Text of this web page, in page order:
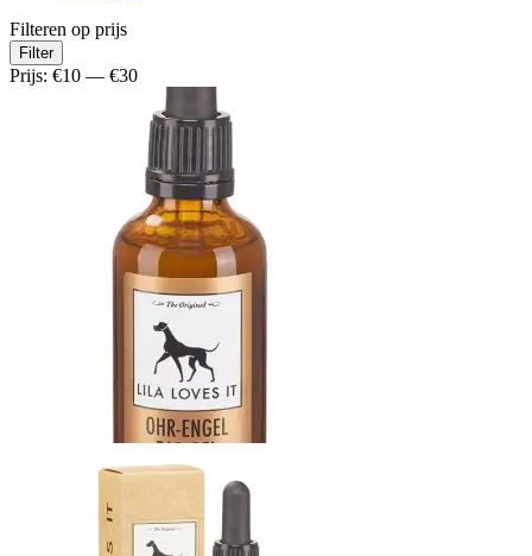
Filteren op prijs
Min.
prijs
Max.
prijs
Filter
Prijs: €10 — €30